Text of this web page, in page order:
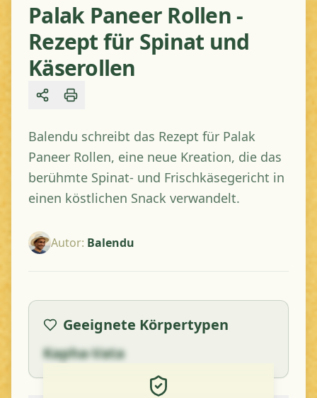
Palak Paneer Rollen -
Rezept für Spinat und
Käserollen
Share
Balendu schreibt das Rezept für Palak
Paneer Rollen, eine neue Kreation, die das
berühmte Spinat- und Frischkäsegericht in
einen köstlichen Snack verwandelt.
Autor: Balendu
Geeignete Körpertypen
Kapha-Vata